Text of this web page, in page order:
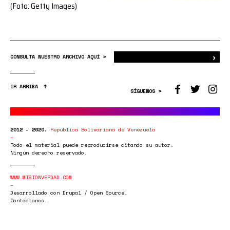
(Foto: Getty Images)
CONSULTA NUESTRO ARCHIVO AQUÍ > ›
IR ARRIBA
SÍGUENOS >
2012 - 2020. República Bolivariana de Venezuela
Todo el material puede reproducirse citando su autor.
Ningún derecho reservado.
WWW.MISIONVERDAD.COM
Desarrollado con Drupal / Open Source.
Contáctanos.